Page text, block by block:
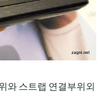
와 스트랩 연결부위외